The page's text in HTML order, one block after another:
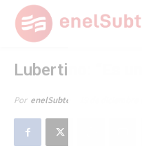
Lubertino: “Es
Por enelSubte